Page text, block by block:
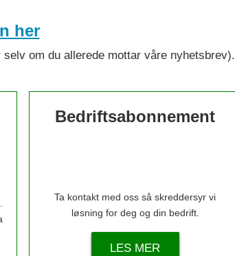
her
om du allerede mottar våre nyhetsbrev).
Bedriftsabonnement
Ta kontakt med oss så skreddersyr vi
løsning for deg og din bedrift.
LES MER